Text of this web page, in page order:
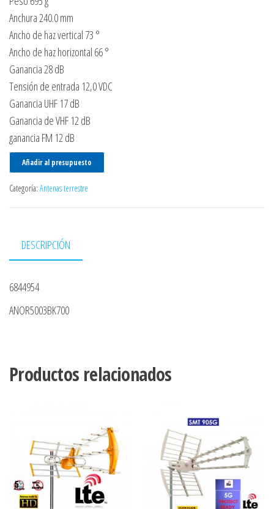
Anchura 240.0 mm
Ancho de haz vertical 73 °
Ancho de haz horizontal 66 °
Ganancia 28 dB
Tensión de entrada 12,0 VDC
Ganancia UHF 17 dB
Ganancia de VHF 12 dB
ganancia FM 12 dB
Añadir al presupuesto
Categoría: Antenas terrestre
DESCRIPCIÓN
6844954
ANOR5003BK700
Productos relacionados